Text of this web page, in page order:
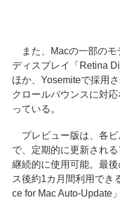
また、Macの一部のモ
ディスプレイ「Retina
ほか、Yosemiteで採用
クロールバウンスに対
っている。
プレビュー版は、各ビ
で、定期的に更新され
継続的に使用可能。最
ス後約1カ月間利用でき
ce for Mac Auto-Update